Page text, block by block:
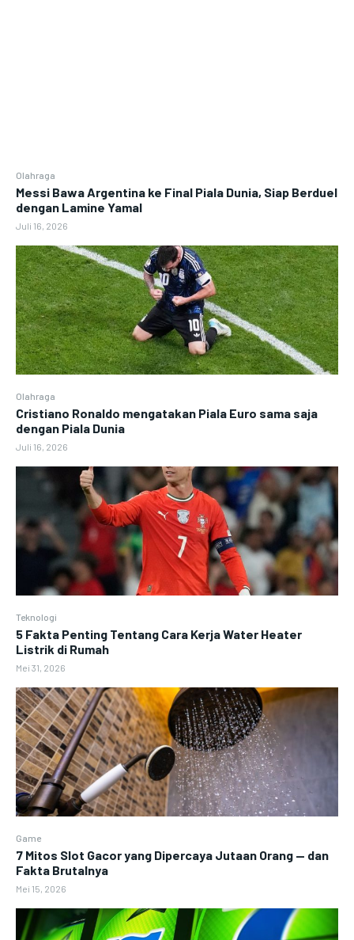
Olahraga
Messi Bawa Argentina ke Final Piala Dunia, Siap Berduel
dengan Lamine Yamal
Juli 16, 2026
Olahraga
Cristiano Ronaldo mengatakan Piala Euro sama saja
dengan Piala Dunia
Juli 16, 2026
Teknologi
5 Fakta Penting Tentang Cara Kerja Water Heater
Listrik di Rumah
Mei 31, 2026
Game
7 Mitos Slot Gacor yang Dipercaya Jutaan Orang — dan
Fakta Brutalnya
Mei 15, 2026